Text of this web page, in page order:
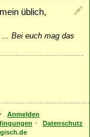
üblich,
... Bei euch mag das
·
Anmelden
·
Datenschutz